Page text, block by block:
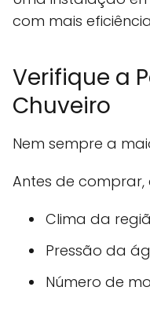
com mais
Verifique a
Chuveiro
Nem sempre a
Antes de comprar,
Clima da
Pressão da
Número de